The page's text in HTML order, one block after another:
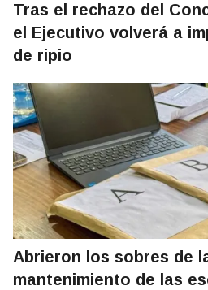
Tras el rechazo del
el Ejecutivo volverá a
de ripio
Abrieron los sobres de
mantenimiento de las